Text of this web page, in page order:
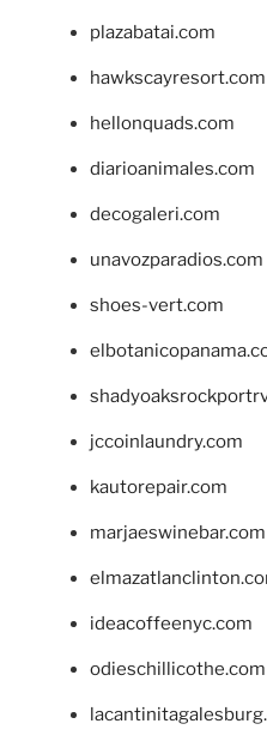
plazabatai.com
hawkscayresort.com
hellonquads.com
diarioanimales.com
decogaleri.com
unavozparadios.com
shoes-vert.com
jccoinlaundry.com
kautorepair.com
marjaeswinebar.com
ideacoffeenyc.com
odieschillicothe.com